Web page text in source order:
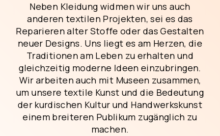
Neben Kleidung widmen wir uns auch
anderen textilen Projekten, sei es das
Reparieren alter Stoffe oder das Gestalten
neuer Designs. Uns liegt es am Herzen, die
Traditionen am Leben zu erhalten und
gleichzeitig moderne Ideen einzubringen.
Wir arbeiten auch mit Museen zusammen,
um unsere textile Kunst und die Bedeutung
der kurdischen Kultur und Handwerkskunst
einem breiteren Publikum zugänglich zu
machen.